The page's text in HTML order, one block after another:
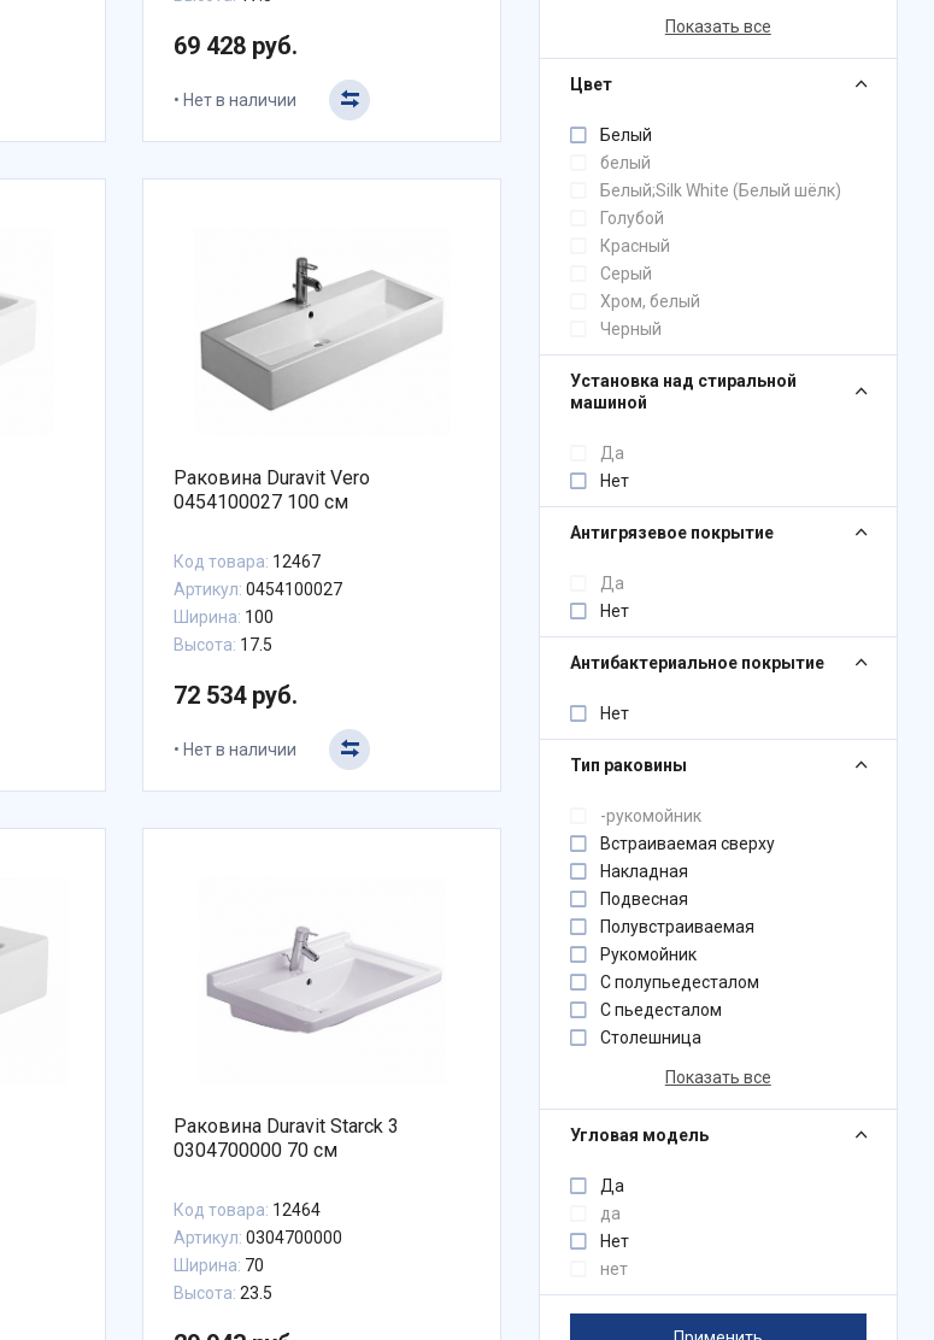
69 428 руб.
Нет в наличии
Раковина Duravit Vero
0454100027 100 см
Код товара: 12467
Артикул: 0454100027
Ширина: 100
Высота: 17.5
72 534 руб.
Нет в наличии
Раковина Duravit Starck 3
0304700000 70 см
Код товара: 12464
Артикул: 0304700000
Ширина: 70
Высота: 23.5
Показать все
Цвет
Белый
белый
Белый;Silk White (Белый шёлк)
Голубой
Красный
Серый
Хром, белый
Черный
Установка над стиральной
машиной
Да
Нет
Антигрязевое покрытие
Да
Нет
Антибактериальное покрытие
Нет
Тип раковины
-рукомойник
Встраиваемая сверху
Накладная
Подвесная
Полувстраиваемая
Рукомойник
С полупьедесталом
С пьедесталом
Столешница
Показать все
Угловая модель
Да
да
Нет
нет